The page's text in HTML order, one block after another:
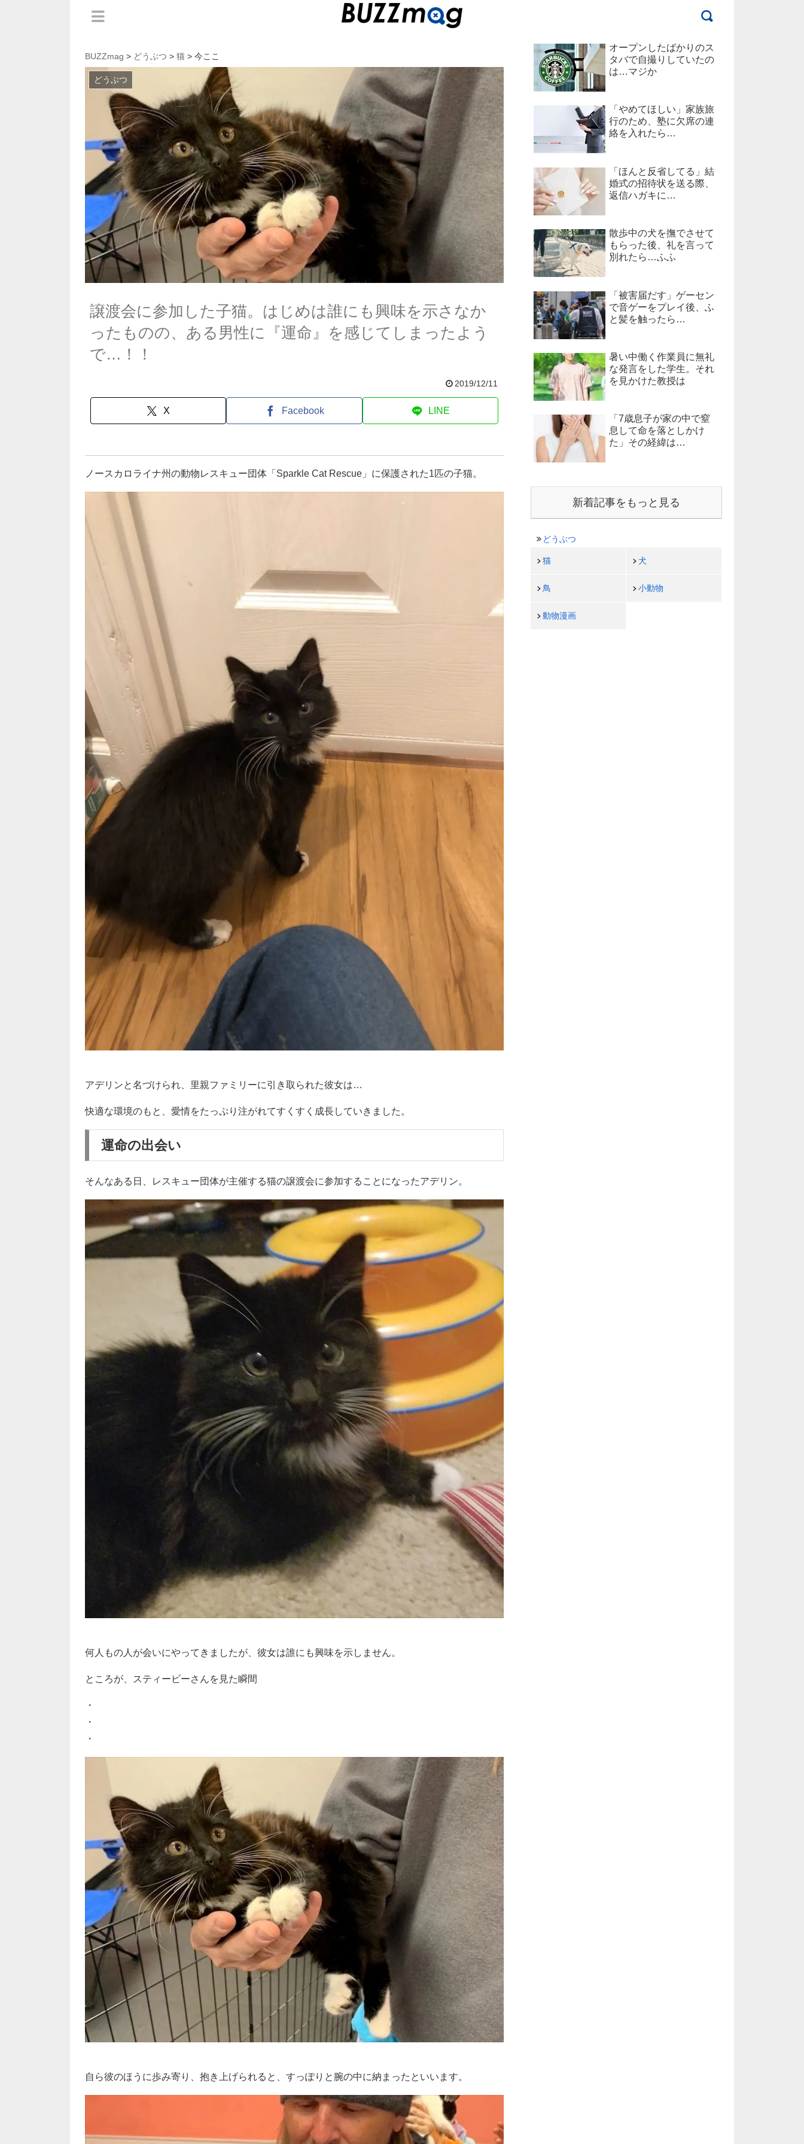
BUZZmag > どうぶつ > 猫 > 今ここ
どうぶつ
譲渡会に参加した子猫。はじめは誰にも興味を示さなか
ったものの、ある男性に『運命』を感じてしまったよう
で…！！
2019/12/11
X Facebook LINE
ノースカロライナ州の動物レスキュー団体「Sparkle Cat Rescue」に保護された1匹の子猫。
アデリンと名づけられ、里親ファミリーに引き取られた彼女は…
快適な環境のもと、愛情をたっぷり注がれてすくすく成長していきました。
運命の出会い
そんなある日、レスキュー団体が主催する猫の譲渡会に参加することになったアデリン。
何人もの人が会いにやってきましたが、彼女は誰にも興味を示しません。
ところが、スティービーさんを見た瞬間
・
・
・
自ら彼のほうに歩み寄り、抱き上げられると、すっぽりと腕の中に納まったといいます。
オープンしたばかりのス
タバで自撮りしていたの
は…マジか
「やめてほしい」家族旅
行のため、塾に欠席の連
絡を入れたら…
「ほんと反省してる」結
婚式の招待状を送る際、
返信ハガキに…
散歩中の犬を撫でさせて
もらった後、礼を言って
別れたら…ふふ
「被害届だす」ゲーセン
で音ゲーをプレイ後、ふ
と髪を触ったら…
暑い中働く作業員に無礼
な発言をした学生。それ
を見かけた教授は
「7歳息子が家の中で窒
息して命を落としかけ
た」その経緯は…
新着記事をもっと見る
どうぶつ
猫 犬
鳥 小動物
動物漫画